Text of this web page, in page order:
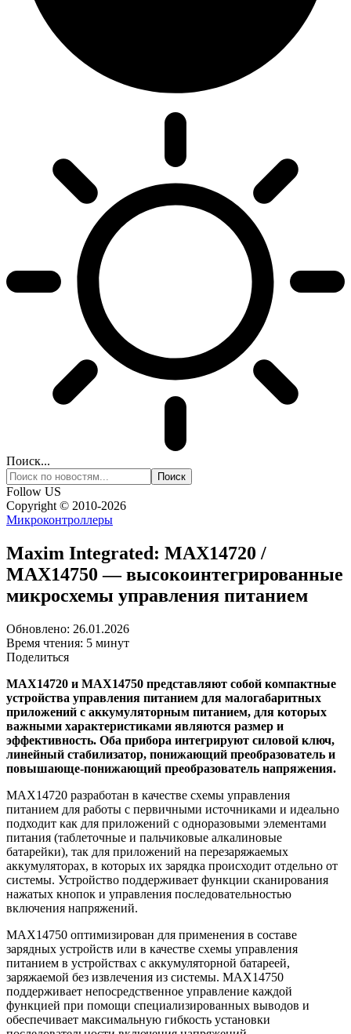
Поиск...
Follow US
Copyright © 2010-2026
Микроконтроллеры
Maxim Integrated: MAX14720 /
MAX14750 — высокоинтегрированные
микросхемы управления питанием
Обновлено: 26.01.2026
Время чтения: 5 минут
Поделиться
MAX14720 и MAX14750 представляют собой компактные
устройства управления питанием для малогабаритных
приложений с аккумуляторным питанием, для которых
важными характеристиками являются размер и
эффективность. Оба прибора интегрируют силовой ключ,
линейный стабилизатор, понижающий преобразователь и
повышающе-понижающий преобразователь напряжения.
MAX14720 разработан в качестве схемы управления
питанием для работы с первичными источниками и идеально
подходит как для приложений с одноразовыми элементами
питания (таблеточные и пальчиковые алкалиновые
батарейки), так для приложений на перезаряжаемых
аккумуляторах, в которых их зарядка происходит отдельно от
системы. Устройство поддерживает функции сканирования
нажатых кнопок и управления последовательностью
включения напряжений.
MAX14750 оптимизирован для применения в составе
зарядных устройств или в качестве схемы управления
питанием в устройствах с аккумуляторной батареей,
заряжаемой без извлечения из системы. MAX14750
поддерживает непосредственное управление каждой
функцией при помощи специализированных выводов и
обеспечивает максимальную гибкость установки